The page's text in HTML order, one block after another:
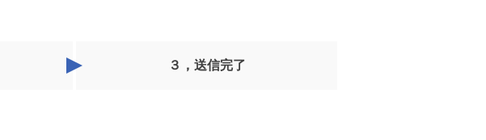
３， 送信完了